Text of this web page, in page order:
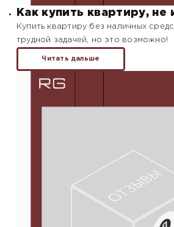
Как купить квартиру, не
Купить квартиру без наличных
трудной задачей, но это возможно!
Читать дальше